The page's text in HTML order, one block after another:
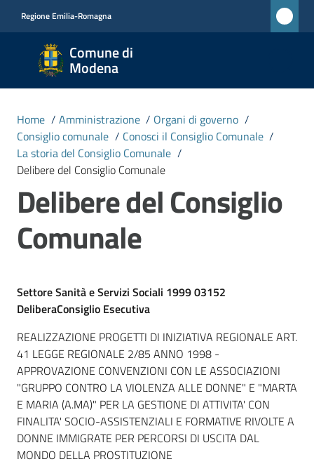
Regione Emilia-Romagna
Comune di
Modena
Comune
di
Modena
CIVICA
MONET
Amministrazione
Menu selezionato
Novità
Vivere
Modena
Argomenti
Home / Amministrazione / Organi di governo /
Consiglio comunale / Conosci il Consiglio Comunale /
La storia del Consiglio Comunale /
Delibere del Consiglio Comunale
Delibere del Consiglio
Comunale
Settore Sanità e Servizi Sociali 1999 03152
DeliberaConsiglio Esecutiva
REALIZZAZIONE PROGETTI DI INIZIATIVA REGIONALE ART.
41 LEGGE REGIONALE 2/85 ANNO 1998 -
APPROVAZIONE CONVENZIONI CON LE ASSOCIAZIONI
"GRUPPO CONTRO LA VIOLENZA ALLE DONNE" E "MARTA
E MARIA (A.MA)" PER LA GESTIONE DI ATTIVITA' CON
FINALITA' SOCIO-ASSISTENZIALI E FORMATIVE RIVOLTE A
DONNE IMMIGRATE PER PERCORSI DI USCITA DAL
MONDO DELLA PROSTITUZIONE